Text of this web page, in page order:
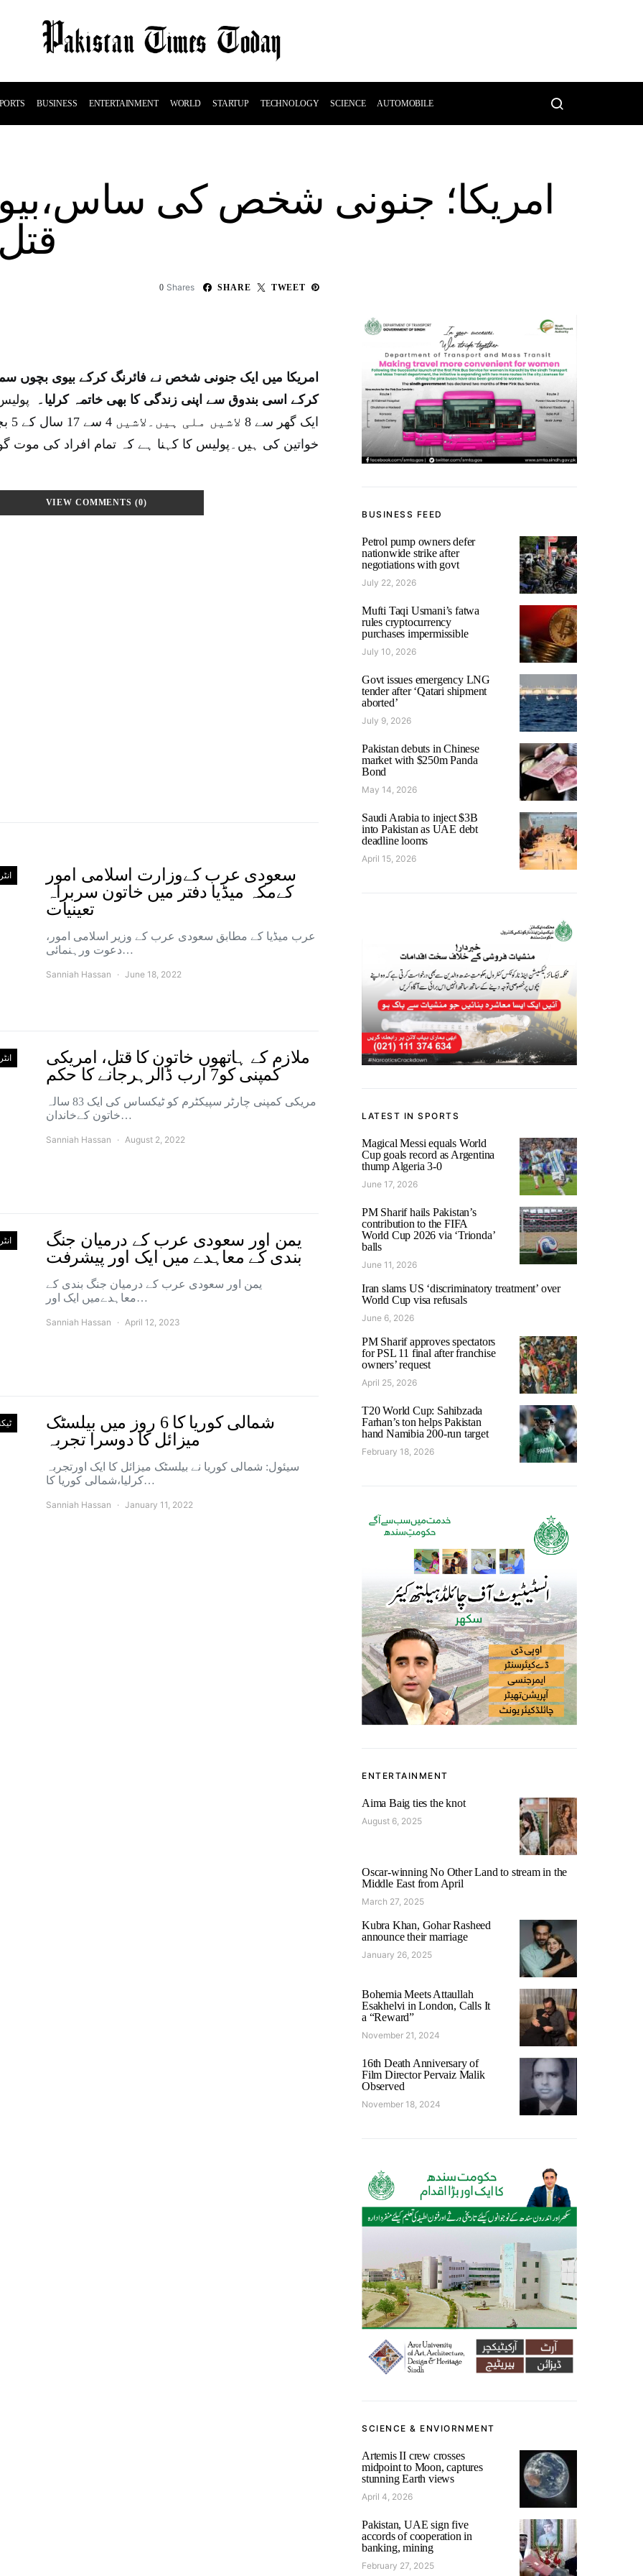
BUSINESS ENTERTAINMENT WORLD STARTUP TECHNOLOGY SCIENCE AUTOMOBILE
0 Shares SHARE TWEET
کرکے اسی بندوق سے اپنی زندگی کا بھی خاتمہ کرلیا۔
خواتین کی ہیں۔پولیس کا کہنا ہے کہ تمام افراد کی موت
VIEW COMMENTS (0)
سعودی عرب کےوزارت اسلامی امور
کےمکہ میڈیا دفتر میں خاتون سربراہ
تعینیات
عرب میڈیا کے مطابق سعودی عرب کے وزیر اسلامی امور،
دعوت ورہنمائی…
Sanniah Hassan June 18, 2022
ملازم کے ہاتھوں خاتون کا قتل، امریکی
کمپنی کو7 ارب ڈالرہرجانے کا حکم
مریکی کمپنی چارٹر سپیکٹرم کو ٹیکساس کی ایک 83 سالہ
خاتون کےخاندان…
Sanniah Hassan August 2, 2022
یمن اور سعودی عرب کے درمیان جنگ
بندی کے معاہدے میں ایک اور پیشرفت
یمن اور سعودی عرب کے درمیان جنگ بندی کے
معاہدےمیں ایک اور…
Sanniah Hassan April 12, 2023
شمالی کوریا کا 6 روز میں بیلسٹک
میزائل کا دوسرا تجربہ
سیئول: شمالی کوریا نے بیلسٹک میزائل کا ایک اورتجربہ
کرلیا،شمالی کوریا کا…
Sanniah Hassan January 11, 2022
BUSINESS FEED
Petrol pump owners defer
nationwide strike after
negotiations with govt
July 22, 2026
Mufti Taqi Usmani’s fatwa
rules cryptocurrency
purchases impermissible
July 10, 2026
Govt issues emergency LNG
tender after ‘Qatari shipment
aborted’
July 9, 2026
Pakistan debuts in Chinese
market with $250m Panda
Bond
May 14, 2026
Saudi Arabia to inject $3B
into Pakistan as UAE debt
deadline looms
April 15, 2026
LATEST IN SPORTS
Magical Messi equals World
Cup goals record as Argentina
thump Algeria 3-0
June 17, 2026
PM Sharif hails Pakistan’s
contribution to the FIFA
World Cup 2026 via ‘Trionda’
balls
June 11, 2026
Iran slams US ‘discriminatory treatment’ over
World Cup visa refusals
June 6, 2026
PM Sharif approves spectators
for PSL 11 final after franchise
owners’ request
April 25, 2026
T20 World Cup: Sahibzada
Farhan’s ton helps Pakistan
hand Namibia 200-run target
February 18, 2026
ENTERTAINMENT
Aima Baig ties the knot
August 6, 2025
Oscar-winning No Other Land to stream in the
Middle East from April
March 27, 2025
Kubra Khan, Gohar Rasheed
announce their marriage
January 26, 2025
Bohemia Meets Attaullah
Esakhelvi in London, Calls It
a “Reward”
November 21, 2024
16th Death Anniversary of
Film Director Pervaiz Malik
Observed
November 18, 2024
SCIENCE & ENVIORNMENT
Artemis II crew crosses
midpoint to Moon, captures
stunning Earth views
April 4, 2026
Pakistan, UAE sign five
accords of cooperation in
banking, mining
February 27, 2025